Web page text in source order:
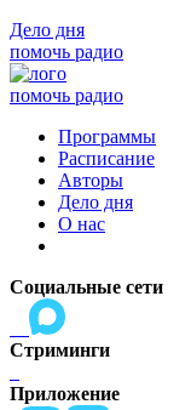
Дело дня
помочь радио
помочь радио
Программы
Расписание
Авторы
Дело дня
О нас
Социальные сети
Стриминги
Приложение